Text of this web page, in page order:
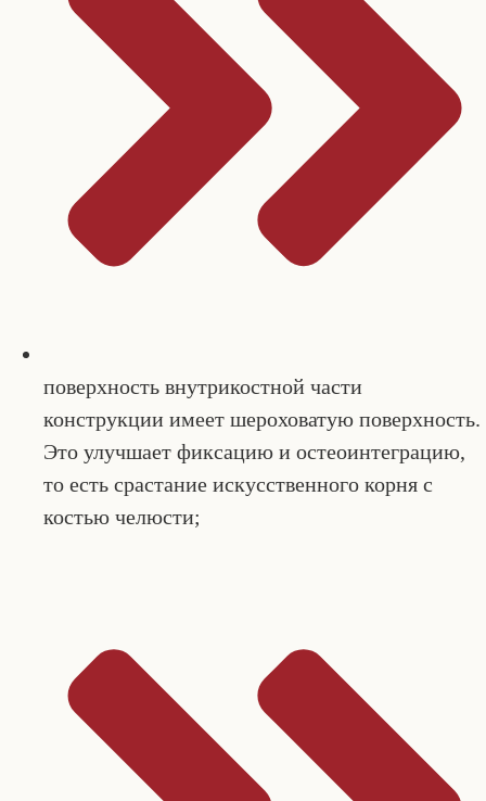
поверхность внутрикостной части
конструкции имеет шероховатую поверхность.
Это улучшает фиксацию и остеоинтеграцию,
то есть срастание искусственного корня с
костью челюсти;